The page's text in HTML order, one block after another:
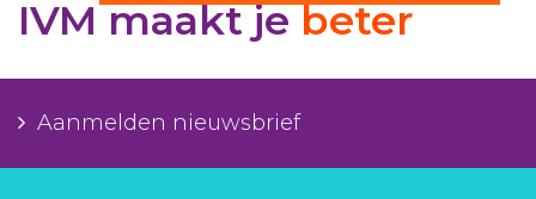
Aanmelden nieuwsbrief
IVM maakt jebeter
Aanmelden nieuwsbrief